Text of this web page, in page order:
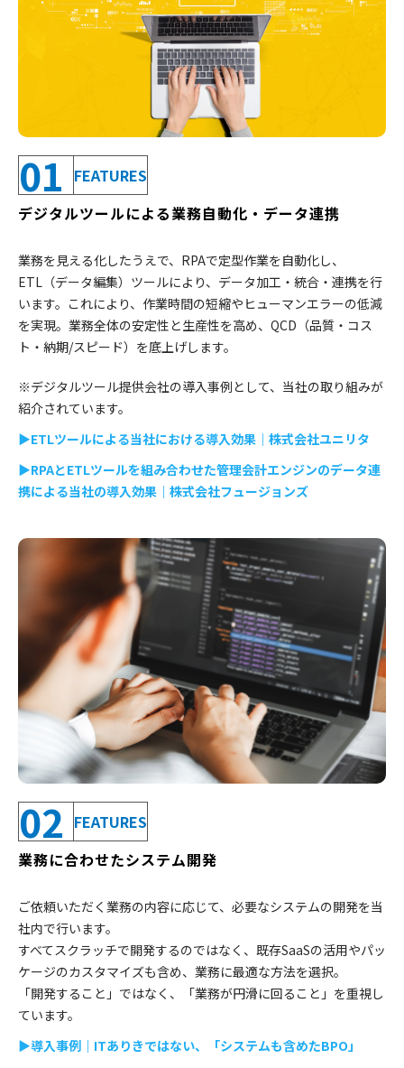
01 FEATURES
デジタルツールによる業務自動化・データ連携
業務を見える化したうえで、RPAで定型作業を自動化し、
ETL （データ編集） ツールにより、データ加工・統合・連携を行
います。 これにより、作業時間の短縮やヒューマンエラーの低減
を実現。 業務全体の安定性と生産性を高め、 QCD（品質・コス
ト・納期/スピード）を底上げします。
※デジタルツール提供会社の導入事例として、当社の取り組みが
紹介されています。
▶ETLツールによる当社における導入効果｜株式会社ユニリタ
▶RPAとETLツールを組み合わせた管理会計エンジンのデータ連
携による当社の導入効果｜株式会社フュージョンズ
02 FEATURES
業務に合わせたシステム開発
ご依頼いただく業務の内容に応じて、必要なシステムの開発を当
社内で行います。
すべてスクラッチで開発するのではなく、既存SaaSの活用やパッ
ケージのカスタマイズも含め、業務に最適な方法を選択。
「開発すること」ではなく、「業務が円滑に回ること」を重視し
ています。
▶導入事例｜ITありきではない、「システムも含めたBPO」